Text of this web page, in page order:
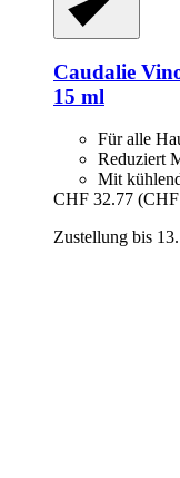
Caudalie
15 ml
Für alle
Reduziert
Mit
CHF 32.77
Zustellung bis